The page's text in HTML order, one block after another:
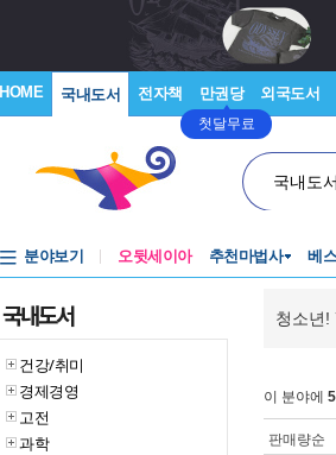
HOME 국내도서 전자책 만권당
첫달무료
외국도서
국내도
분야보기 오뒷세이아 추천마법사 베
국내도서
건강/취미
경제경영
고전
과학
청소년!
이 분야에 5
판매량순